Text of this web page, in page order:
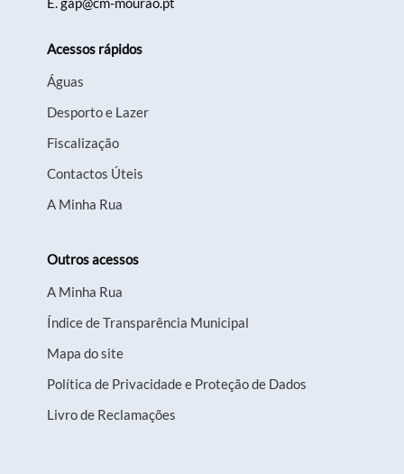
Acessos rápidos
Águas
Desporto e Lazer
Fiscalização
Contactos Úteis
A Minha Rua
Outros acessos
A Minha Rua
Índice de Transparência Municipal
Mapa do site
Política de Privacidade e Proteção de Dados
Livro de Reclamações